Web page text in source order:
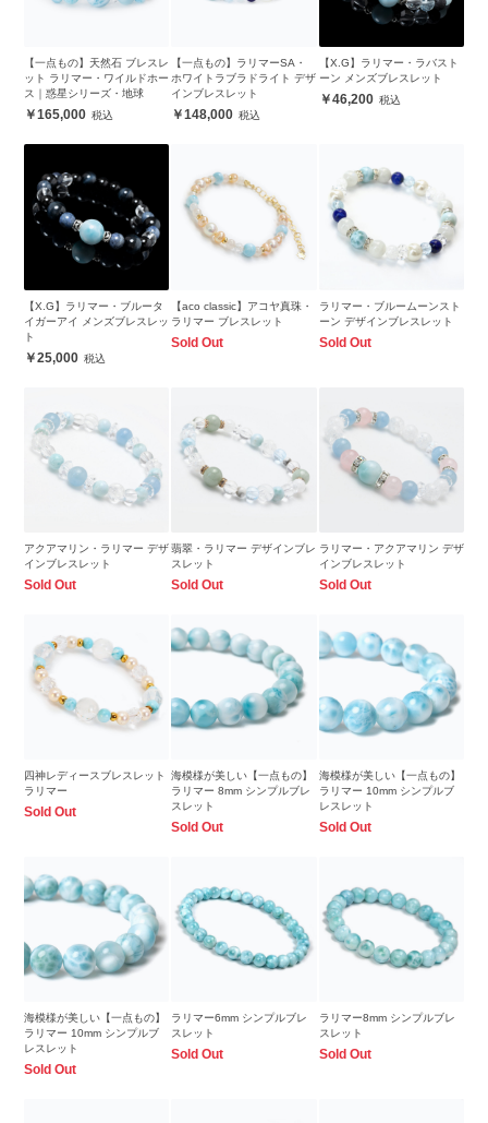
【一点もの】天然石 ブレスレ
ット ラリマー・ワイルドホー
ス｜惑星シリーズ・地球
165,000
【一点もの】ラリマーSA・
ホワイトラブラドライト デザ
インブレスレット
148,000
【X.G】ラリマー・ラバスト
ーン メンズブレスレット
46,200
【X.G】ラリマー・ブルータ
イガーアイ メンズブレスレッ
ト
25,000
【aco classic】アコヤ真珠・
ラリマー ブレスレット
Sold Out
ラリマー・ブルームーンスト
ーン デザインブレスレット
Sold Out
アクアマリン・ラリマー デザ
インブレスレット
Sold Out
翡翠・ラリマー デザインブレ
スレット
Sold Out
ラリマー・アクアマリン デザ
インブレスレット
Sold Out
四神レディースブレスレット
ラリマー
Sold Out
海模様が美しい【一点もの】
ラリマー 8mm シンプルブレ
スレット
Sold Out
海模様が美しい【一点もの】
ラリマー 10mm シンプルブ
レスレット
Sold Out
海模様が美しい【一点もの】
ラリマー 10mm シンプルブ
レスレット
Sold Out
ラリマー6mm シンプルブレ
スレット
Sold Out
ラリマー8mm シンプルブレ
スレット
Sold Out